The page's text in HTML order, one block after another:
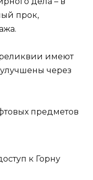
прок,
имеют
через
предметов
к Горну